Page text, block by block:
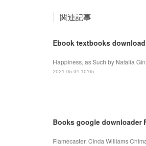
関連記事
Ebook textbooks
Happiness, as Such by Natalia
2021.05.04 10:05
Books google downloader
Flamecaster. Cinda Williams